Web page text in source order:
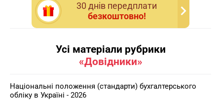
30 днiв передплати
безкоштовно!
Усі матеріали рубрики
«Довідники»
Національні положення (стандарти) бухгалтерського
обліку в Україні - 2026